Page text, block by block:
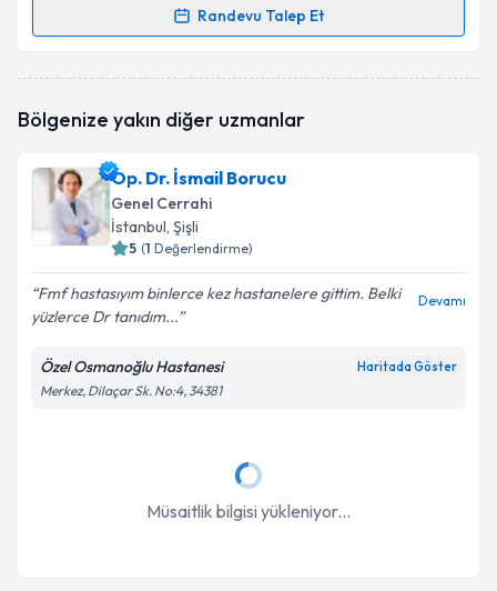
Randevu Talep Et
Randevu Takvimi Talebi
oluşturun. Size bu uzmandan randevu almanız için bir
E-posta Adresiniz
Kişisel verilerimin işlenmesine ilişkinAydınlatma
Metni'ni okudum ve kişisel verilerimin belirtilen
Bölgenize yakın diğer uzmanlar
Op. Dr. İsmail Borucu
Genel Cerrahi
İstanbul, Şişli
5 (1 Değerlendirme)
Fmf hastasıyım binlerce kez hastanelere gittim. Belki
yüzlerce Dr tanıdım...
Devamı
Özel Osmanoğlu Hastanesi Haritada Göster
Merkez, Dilaçar Sk. No:4, 34381
Müsaitlik bilgisi yükleniyor...